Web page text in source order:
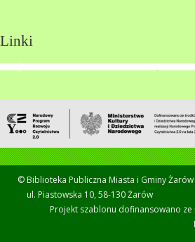
Linki
© Biblioteka Publiczna Miasta i Gminy Żarów
ul. Piastowska 10, 58-130 Żarów
Projekt szablonu dofinansowano